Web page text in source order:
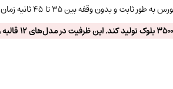
بین ۳۵ تا ۴۵ ثانیه زمان می‌برد. به عنوان مثال،